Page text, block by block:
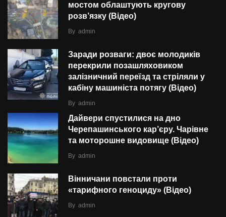
мостом облаштують кругову
розв’язку (Відео)
By admin
Заради розваги: двоє молодиків
перекрили позашляховиком
залізничний переїзд та стріляли у
кабіну машиніста потягу (Відео)
By admin
Дайвери спустилися на дно
Черепашинського кар’єру. Чарівне
та моторошне видовище (Відео)
By admin
Вінничани повстали проти
«тарифного геноциду» (Відео)
By admin